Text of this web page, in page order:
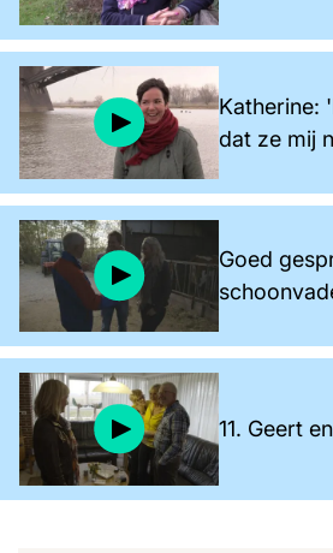
Katherine:
dat ze mij
Goed
11. Geert